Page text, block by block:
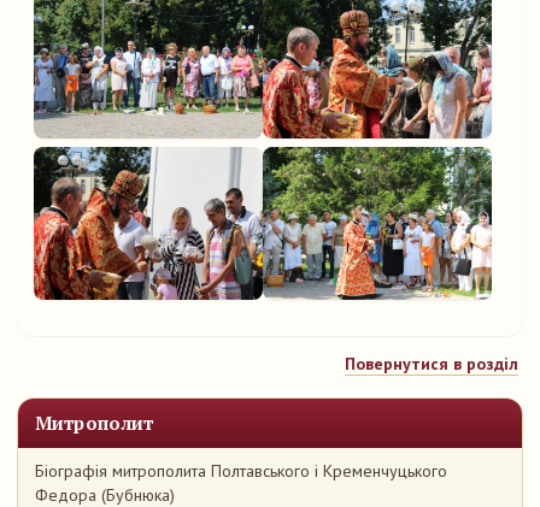
Митрополит
Біографія митрополита Полтавського і Кременчуцького
Федора (Бубнюка)
Повернутися в розділ